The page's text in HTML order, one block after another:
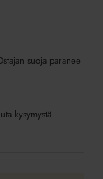
suoja paranee
kysymystä